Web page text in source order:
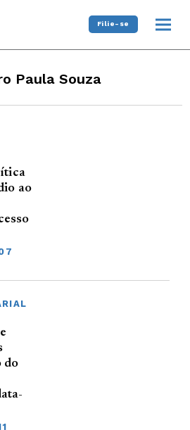
Filie-se
Paula Souza
ao
do